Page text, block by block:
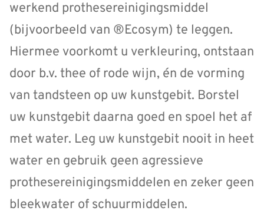
werkend prothesereinigingsmiddel
(bijvoorbeeld van ®Ecosym) te leggen.
Hiermee voorkomt u verkleuring, ontstaan
door b.v. thee of rode wijn, én de vorming
van tandsteen op uw kunstgebit. Borstel
uw kunstgebit daarna goed en spoel het af
met water. Leg uw kunstgebit nooit in heet
water en gebruik geen agressieve
prothesereinigingsmiddelen en zeker geen
bleekwater of schuurmiddelen.